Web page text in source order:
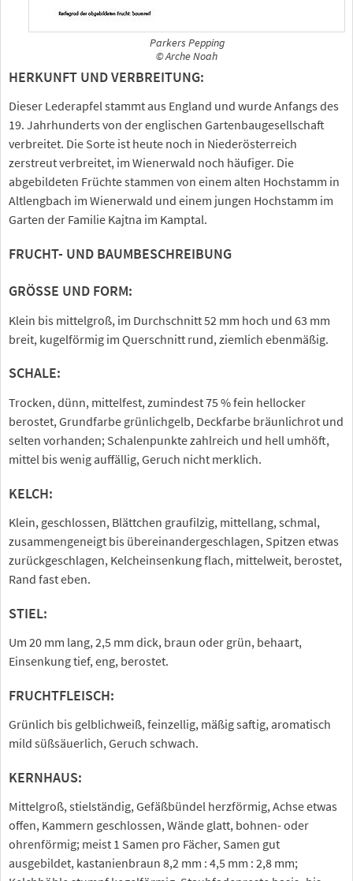
Parkers Pepping
© Arche Noah
HERKUNFT UND VERBREITUNG:
Dieser Lederapfel stammt aus England und wurde Anfangs des
19. Jahrhunderts von der englischen Gartenbaugesellschaft
verbreitet. Die Sorte ist heute noch in Niederösterreich
zerstreut verbreitet, im Wienerwald noch häufiger. Die
abgebildeten Früchte stammen von einem alten Hochstamm in
Altlengbach im Wienerwald und einem jungen Hochstamm im
Garten der Familie Kajtna im Kamptal.
FRUCHT- UND BAUMBESCHREIBUNG
GRÖSSE UND FORM:
Klein bis mittelgroß, im Durchschnitt 52 mm hoch und 63 mm
breit, kugelförmig im Querschnitt rund, ziemlich ebenmäßig.
SCHALE:
Trocken, dünn, mittelfest, zumindest 75 % fein hellocker
berostet, Grundfarbe grünlichgelb, Deckfarbe bräunlichrot und
selten vorhanden; Schalenpunkte zahlreich und hell umhöft,
mittel bis wenig auffällig, Geruch nicht merklich.
KELCH:
Klein, geschlossen, Blättchen graufilzig, mittellang, schmal,
zusammengeneigt bis übereinandergeschlagen, Spitzen etwas
zurückgeschlagen, Kelcheinsenkung flach, mittelweit, berostet,
Rand fast eben.
STIEL:
Um 20 mm lang, 2,5 mm dick, braun oder grün, behaart,
Einsenkung tief, eng, berostet.
FRUCHTFLEISCH:
Grünlich bis gelblichweiß, feinzellig, mäßig saftig, aromatisch
mild süßsäuerlich, Geruch schwach.
KERNHAUS:
Mittelgroß, stielständig, Gefäßbündel herzförmig, Achse etwas
offen, Kammern geschlossen, Wände glatt, bohnen- oder
ohrenförmig; meist 1 Samen pro Fächer, Samen gut
ausgebildet, kastanienbraun 8,2 mm : 4,5 mm : 2,8 mm;